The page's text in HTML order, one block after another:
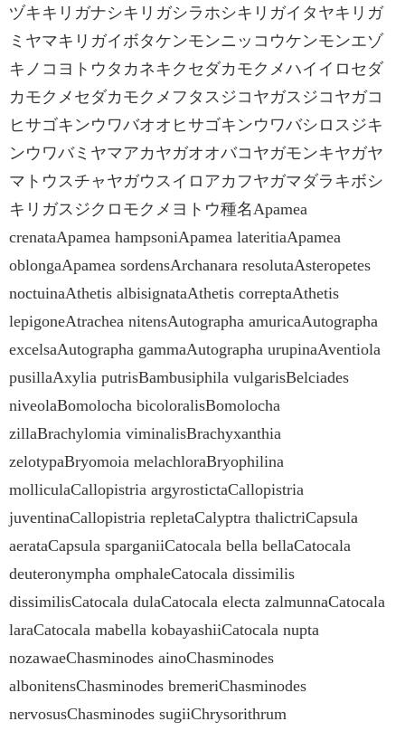
ヅキキリガナシキリガシラホシキリガイタヤキリガ
ミヤマキリガイボタケンモンニッコウケンモンエゾ
キノコヨトウタカネキクセダカモクメハイイロセダ
カモクメセダカモクメフタスジコヤガスジコヤガコ
ヒサゴキンウワバオオヒサゴキンウワバシロスジキ
ンウワバミヤマアカヤガオオバコヤガモンキヤガヤ
マトウスチャヤガウスイロアカフヤガマダラキボシ
キリガスジクロモクメヨトウ種名Apamea
crenataApamea hampsoniApamea lateritiaApamea
oblongaApamea sordensArchanara resolutaAsteropetes
noctuinaAthetis albisignataAthetis correptaAthetis
lepigoneAtrachea nitensAutographa amuricaAutographa
excelsaAutographa gammaAutographa urupinaAventiola
pusillaAxylia putrisBambusiphila vulgarisBelciades
niveolaBomolocha bicoloralisBomolocha
zillaBrachylomia viminalisBrachyxanthia
zelotypaBryomoia melachloraBryophilina
molliculaCallopistria argyrostictaCallopistria
juventinaCallopistria repletaCalyptra thalictriCapsula
aerataCapsula sparganiiCatocala bella bellaCatocala
deuteronympha omphaleCatocala dissimilis
dissimilisCatocala dulaCatocala electa zalmunnaCatocala
laraCatocala mabella kobayashiiCatocala nupta
nozawaeChasminodes ainoChasminodes
albonitensChasminodes bremeriChasminodes
nervosusChasminodes sugiiChrysorithrum